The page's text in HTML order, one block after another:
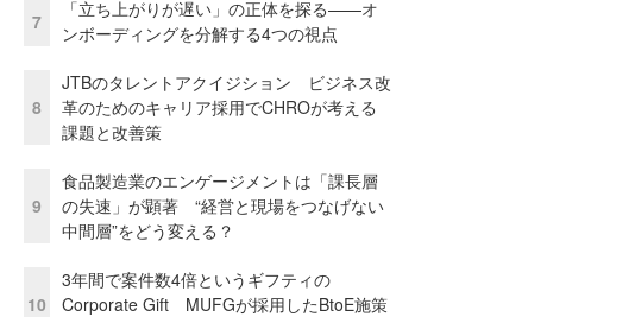
7
「立ち上がりが遅い」の正体を探る——オ
ンボーディングを分解する4つの視点
8
JTBのタレントアクイジション ビジネス改
革のためのキャリア採用でCHROが考える
課題と改善策
9
食品製造業のエンゲージメントは「課長層
の失速」が顕著 “経営と現場をつなげない
中間層”をどう変える？
10
3年間で案件数4倍というギフティの
Corporate Gift MUFGが採用したBtoE施策